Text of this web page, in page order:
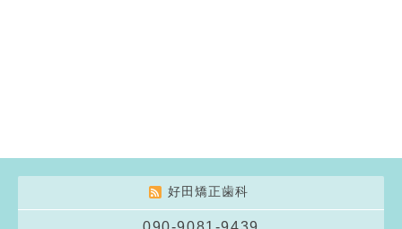
好田矯正歯科